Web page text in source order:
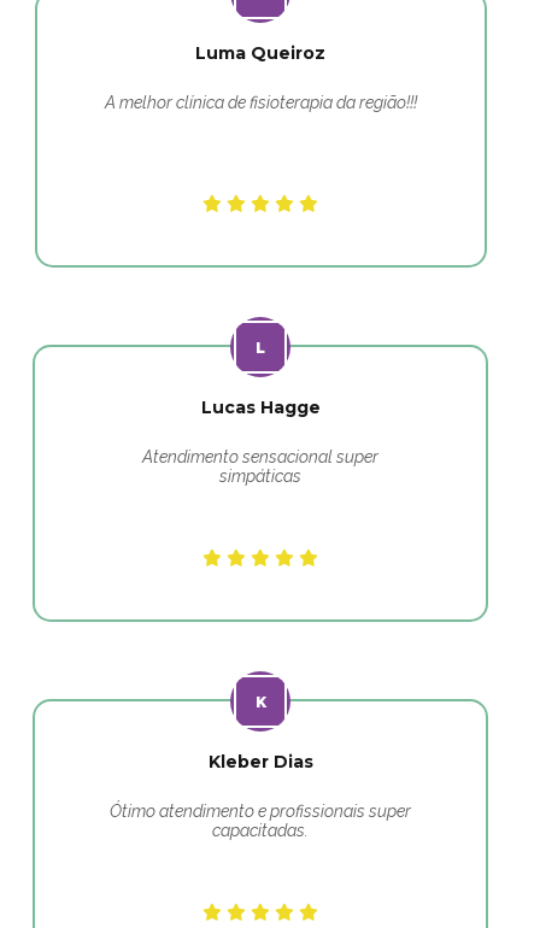
Luma Queiroz
A melhor clínica de fisioterapia da região!!!
Lucas Hagge
Atendimento sensacional super
simpáticas
Kleber Dias
Ótimo atendimento e profissionais super
capacitadas.